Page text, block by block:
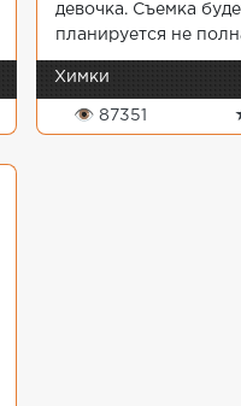
девочка. Съемка
планируется не
Химки
👁 87351